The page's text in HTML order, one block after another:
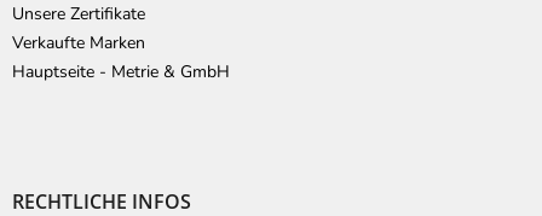
Unsere Zertifikate
Verkaufte Marken
Hauptseite - Metrie & GmbH
RECHTLICHE INFOS